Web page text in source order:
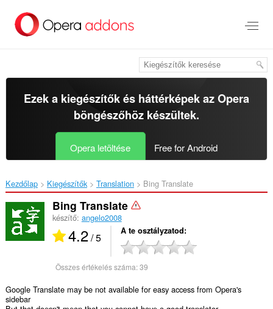
Ezek a kiegészítők és háttérképek azOpera
böngészőhözkészültek.
Opera letöltése Free for Android
Kezdőlap Kiegészítők Translation Bing Translate‎
Bing Translate
készítő: angelo2008
4.2/ 5 A te osztályzatod
Összes értékelés száma:39
Google Translate may be not available for easy access from Opera's
sidebar